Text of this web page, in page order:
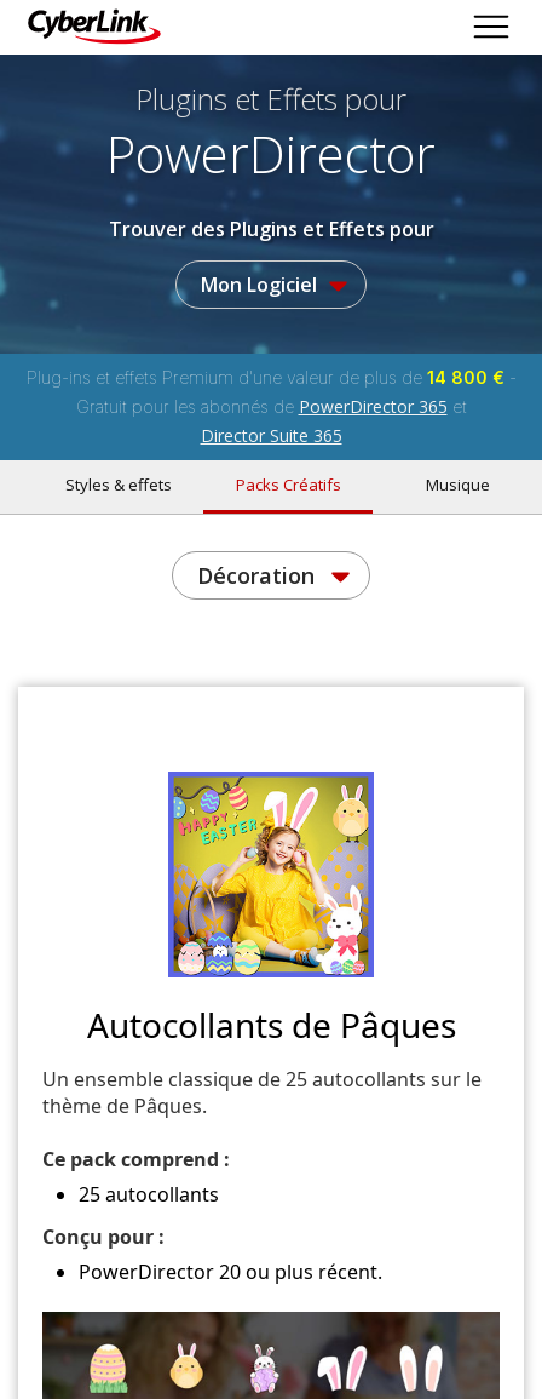
Plugins et Effets pour
PowerDirector
Trouver des Plugins et Effets pour
Mon Logiciel
Plug-ins et effets Premium d'une valeur de plus de 14 800 € -
Gratuit pour les abonnés de PowerDirector 365 et
Director Suite 365
Styles & effets Packs Créatifs Musique
Décoration
Autocollants de Pâques
Un ensemble classique de 25 autocollants sur le
thème de Pâques.
Ce pack comprend :
25 autocollants
Conçu pour :
PowerDirector 20 ou plus récent.